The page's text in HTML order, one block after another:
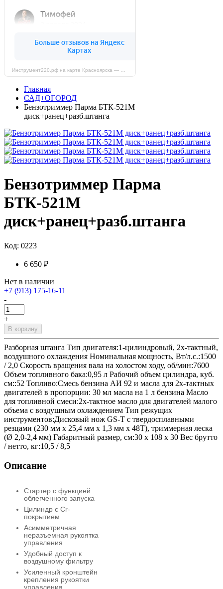
Главная
САД+ОГОРОД
Бензотриммер Парма БТК-521М
диск+ранец+разб.штанга
Бензотриммер Парма
БТК-521М
диск+ранец+разб.штанга
Код: 0223
6 650 ₽
Нет в наличии
+7 (913) 175-16-11
-
+
В корзину
Разборная штанга Тип двигателя:1-цилиндровый, 2х-тактный,
воздушного охлаждения Номинальная мощность, Вт/л.с.:1500
/ 2,0 Скорость вращения вала на холостом ходу, об/мин:7600
Объем топливного бака:0,95 л Рабочий объем цилиндра, куб.
см::52 Топливо:Смесь бензина АИ 92 и масла для 2х-тактных
двигателей в пропорции: 30 мл масла на 1 л бензина Масло
для топливной смеси:2х-тактное масло для двигателей малого
объема с воздушным охлаждением Тип режущих
инструментов:Дисковый нож GS-T с твердосплавными
резцами (230 мм х 25,4 мм х 1,3 мм x 48Т), триммерная леска
(Ø 2,0-2,4 мм) Габаритный размер, см:30 х 108 х 30 Вес брутто
/ нетто, кг:10,5 / 8,5
Описание
Стартер с функцией
облегченного запуска
Цилиндр с Cr-
покрытием
Асимметричная
неразъемная рукоятка
управления
Удобный доступ к
воздушному фильтру
Усиленный кронштейн
крепления рукоятки
управления